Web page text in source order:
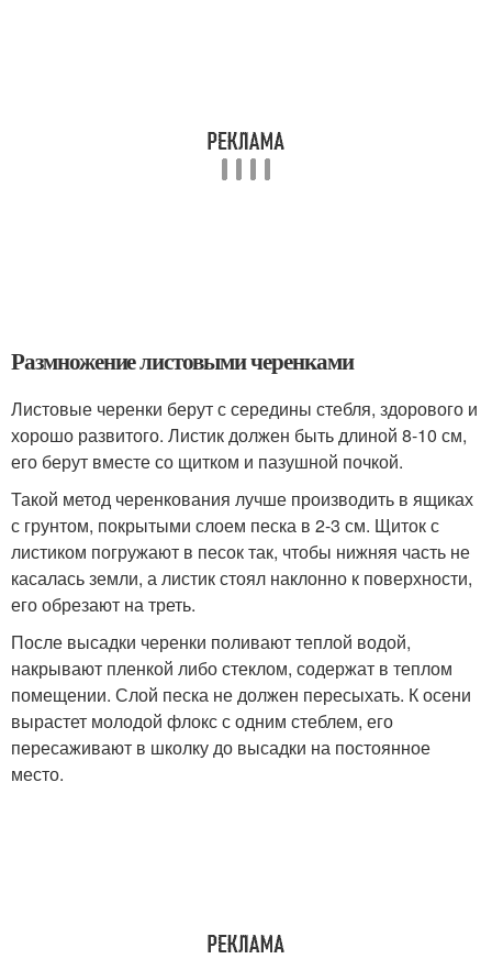
Размножение листовыми черенками
Листовые черенки берут с середины стебля, здорового и
хорошо развитого. Листик должен быть длиной 8-10 см,
его берут вместе со щитком и пазушной почкой.
Такой метод черенкования лучше производить в ящиках
с грунтом, покрытыми слоем песка в 2-3 см. Щиток с
листиком погружают в песок так, чтобы нижняя часть не
касалась земли, а листик стоял наклонно к поверхности,
его обрезают на треть.
После высадки черенки поливают теплой водой,
накрывают пленкой либо стеклом, содержат в теплом
помещении. Слой песка не должен пересыхать. К осени
вырастет молодой флокс с одним стеблем, его
пересаживают в школку до высадки на постоянное
место.